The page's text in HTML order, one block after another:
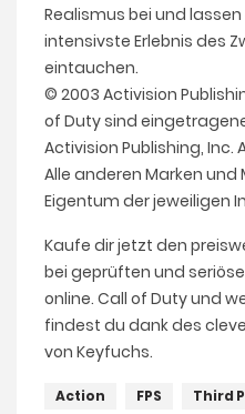
Realismus bei und
intensivste Erlebnis des
eintauchen.
© 2003 Activision
of Duty sind
Activision Publishing, Inc.
Alle anderen Marken
Eigentum der jeweiligen
Kaufe dir jetzt den
bei geprüften und
online. Call of Duty und
findest du dank des
von Keyfuchs.
Action FPS
Third